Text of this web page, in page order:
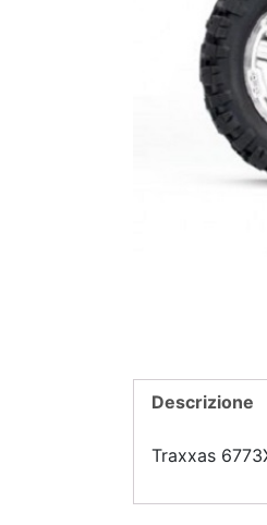
Descrizione
Traxxas